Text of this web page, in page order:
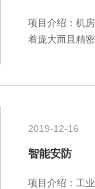
项目介绍：机
着庞大而且精
2019-12-16
智能安防
项目介绍：工